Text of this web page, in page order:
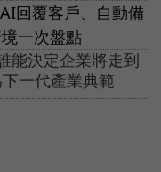
回覆客戶、自動備
一次盤點
能決定企業將走到
一代產業典範